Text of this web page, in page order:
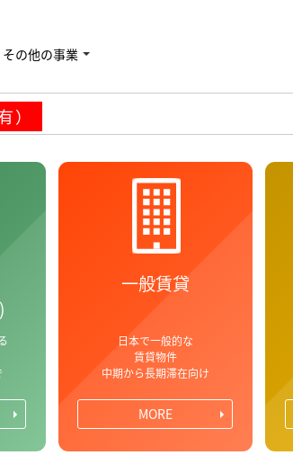
その他の事業
一般賃貸
日本で一般的な
賃貸物件
中期から長期滞在向け
MORE